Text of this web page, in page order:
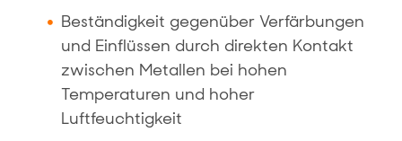
Beständigkeit gegenüber Verfärbungen
und Einflüssen durch direkten Kontakt
zwischen Metallen bei hohen
Temperaturen und hoher
Luftfeuchtigkeit